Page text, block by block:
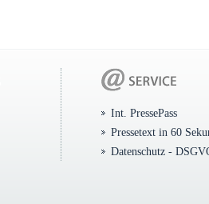
Int. PressePass
Pressetext in 60
Datenschutz -